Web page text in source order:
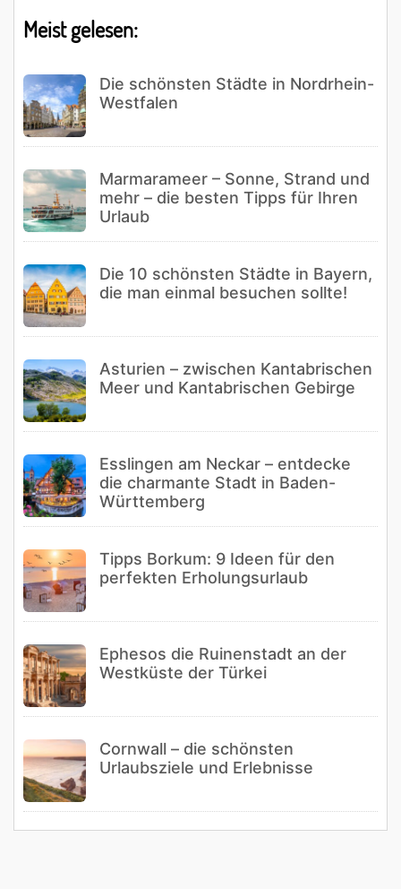
Meist gelesen:
Die schönsten Städte in Nordrhein-
Westfalen
Marmarameer – Sonne, Strand und
mehr – die besten Tipps für Ihren
Urlaub
Die 10 schönsten Städte in Bayern,
die man einmal besuchen sollte!
Asturien – zwischen Kantabrischen
Meer und Kantabrischen Gebirge
Esslingen am Neckar – entdecke
die charmante Stadt in Baden-
Württemberg
Tipps Borkum: 9 Ideen für den
perfekten Erholungsurlaub
Ephesos die Ruinenstadt an der
Westküste der Türkei
Cornwall – die schönsten
Urlaubsziele und Erlebnisse